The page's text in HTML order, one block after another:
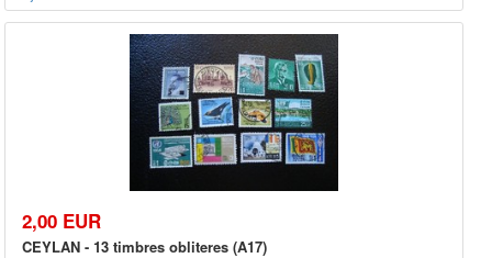
2,00 EUR
CEYLAN - 13 timbres obliteres (A17)